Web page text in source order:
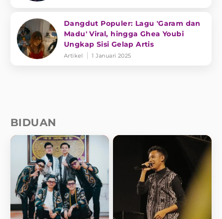
Dangdut Populer: Lagu 'Garam dan
Madu' Viral, hingga Ghea Youbi
Ungkap Sisi Gelap Artis
Artikel 1 Januari 2025
BIDUAN